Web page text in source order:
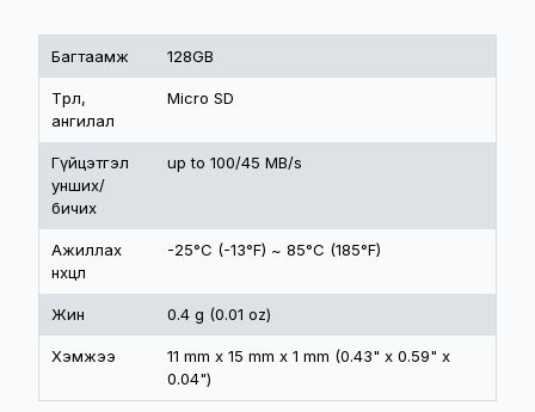
Техникийн үзүүлэлт
Багтаамж 128GB
Төрөл,
ангилал
Micro SD
Гүйцэтгэл
унших/
бичих
up to 100/45 MB/s
Ажиллах
нөхцөл
-25°C (-13°F) ~ 85°C (185°F)
Жин 0.4 g (0.01 oz)
Хэмжээ
11 mm x 15 mm x 1 mm (0.43" x 0.59" x
0.04")